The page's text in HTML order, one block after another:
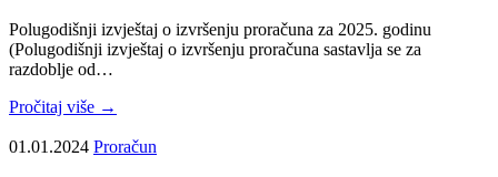
Polugodišnji izvještaj o izvršenju proračuna za 2025. godinu
(Polugodišnji izvještaj o izvršenju proračuna sastavlja se za
razdoblje od…
Pročitaj više →
01.01.2024 Proračun